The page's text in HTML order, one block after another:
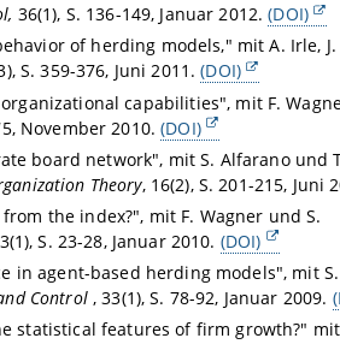
36(1), S. 136-149, Januar 2012.(DOI)
of herding models," mit A. Irle,
S. 359-376, Juni 2011.(DOI)
capabilities", mit F.
November 2010.(DOI)
board network", mit S. Alfarano und
Theory, 16(2), S. 201-215, Juni
the index?", mit F. Wagner und S.
S. 23-28, Januar 2010. (DOI)
in agent-based herding models", mit S.
Control, 33(1), S. 78-92, Januar 2009.
statistical features of firm growth?" mit